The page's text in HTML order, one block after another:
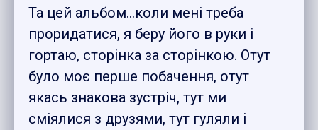
Та цей альбом…коли мені треба
проридатися, я беру його в руки і
гортаю, сторінка за сторінкою. Отут
було моє перше побачення, отут
якась знакова зустріч, тут ми
сміялися з друзями, тут гуляли і